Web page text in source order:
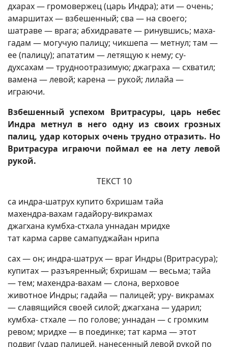
дхарах — громовержец (царь Индра); ати — очень;
амаршитах — взбешенный; сва — на своего;
шатраве — врага; абхидравате — ринувшись; маха-
гадам — могучую палицу; чикшепа — метнул; там —
ее (палицу); апататим — летящую к нему; су-
духсахам — трудноотразимую; джаграха — схватил;
вамена — левой; карена — рукой; лилайа —
играючи.
Взбешенный успехом Вритрасуры, царь небес
Индра метнул в него одну из своих грозных
палиц, удар которых очень трудно отразить. Но
Вритрасура играючи поймал ее на лету левой
рукой.
ТЕКСТ 10
са индра-шатрух купито бхришам тайа
махендра-вахам гадайору-викрамах
джагхана кумбха-стхала уннадан мридхе
тат карма сарве самапуджайан нрипа
сах — он; индра-шатрух — враг Индры (Вритрасура);
купитах — разъяренный; бхришам — весьма; тайа
— тем; махендра-вахам — слона, верховое
животное Индры; гадайа — палицей; уру- викрамах
— славящийся своей силой; джагхана — ударил;
кумбха- стхале — по голове; уннадан — с громким
ревом; мридхе — в поединке; тат карма — этот
подвиг (удар палицей, нанесенный левой рукой по